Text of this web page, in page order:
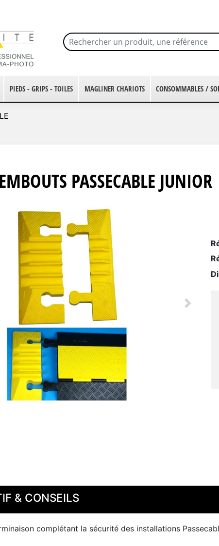
PIEDS - GRIPS - TOILES MAGLINER CHARIOTS CONSOMMABLES /
PASSECABLE JUNIOR
Next
& CONSEILS
complétant la sécurité des installations